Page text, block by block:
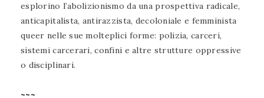
esplorino l’abolizionismo da una prospettiva radicale,
anticapitalista, antirazzista, decoloniale e femminista
queer nelle sue molteplici forme: polizia, carceri,
sistemi carcerari, confini e altre strutture oppressive
o disciplinari.
~~~